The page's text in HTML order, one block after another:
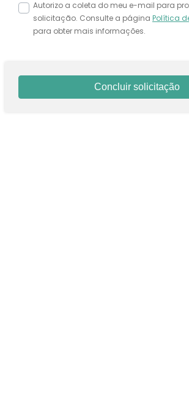
Autorizo a coleta do meu e-mail para
solicitação. Consulte a página Política
para obter mais informações.
Concluir solicitação